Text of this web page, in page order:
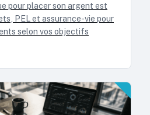
pour placer son argent est
PEL et assurance-vie pour
selon vos objectifs